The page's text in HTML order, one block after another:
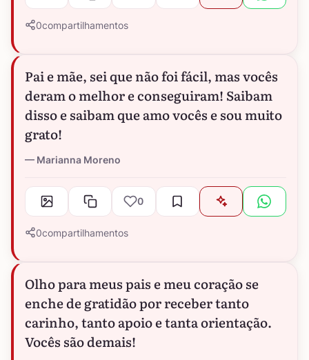
0compartilhamentos
Pai e mãe, sei que não foi fácil, mas vocês
deram o melhor e conseguiram! Saibam
disso e saibam que amo vocês e sou muito
grato!
Marianna Moreno
0
0compartilhamentos
Olho para meus pais e meu coração se
enche de gratidão por receber tanto
carinho, tanto apoio e tanta orientação.
Vocês são demais!